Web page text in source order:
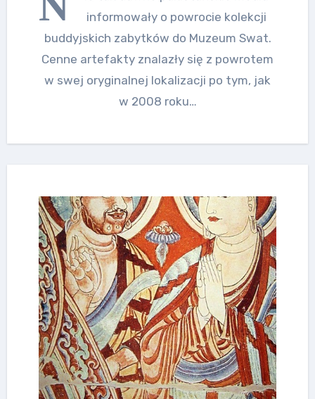
informowały o powrocie kolekcji
buddyjskich zabytków do Muzeum Swat.
Cenne artefakty znalazły się z powrotem
w swej oryginalnej lokalizacji po tym, jak
w 2008 roku…